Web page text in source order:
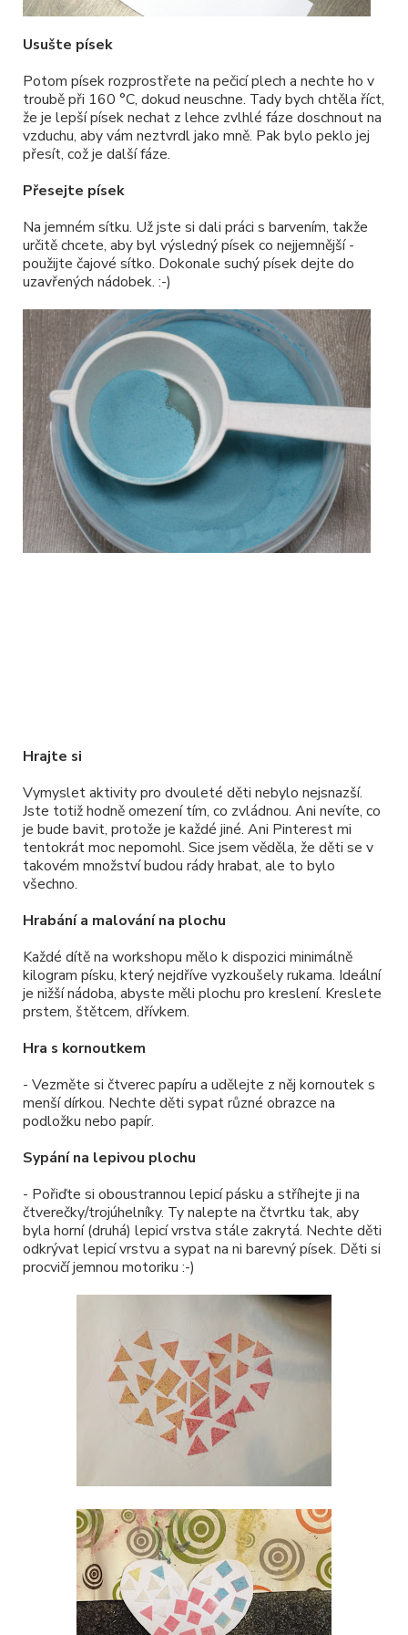
Usušte písek
Potom písek rozprostřete na pečicí plech a nechte ho v
troubě při 160 °C, dokud neuschne. Tady bych chtěla říct,
že je lepší písek nechat z lehce zvlhlé fáze doschnout na
vzduchu, aby vám neztvrdl jako mně. Pak bylo peklo jej
přesít, což je další fáze.
Přesejte písek
Na jemném sítku. Už jste si dali práci s barvením, takže
určitě chcete, aby byl výsledný písek co nejjemnější -
použijte čajové sítko. Dokonale suchý písek dejte do
uzavřených nádobek. :-)
Hrajte si
Vymyslet aktivity pro dvouleté děti nebylo nejsnazší.
Jste totiž hodně omezení tím, co zvládnou. Ani nevíte, co
je bude bavit, protože je každé jiné. Ani Pinterest mi
tentokrát moc nepomohl. Sice jsem věděla, že děti se v
takovém množství budou rády hrabat, ale to bylo
všechno.
Hrabání a malování na plochu
Každé dítě na workshopu mělo k dispozici minimálně
kilogram písku, který nejdříve vyzkoušely rukama. Ideální
je nižší nádoba, abyste měli plochu pro kreslení. Kreslete
prstem, štětcem, dřívkem.
Hra s kornoutkem
- Vezměte si čtverec papíru a udělejte z něj kornoutek s
menší dírkou. Nechte děti sypat různé obrazce na
podložku nebo papír.
Sypání na lepivou plochu
- Pořiďte si oboustrannou lepicí pásku a stříhejte ji na
čtverečky/trojúhelníky. Ty nalepte na čtvrtku tak, aby
byla horní (druhá) lepicí vrstva stále zakrytá. Nechte děti
odkrývat lepicí vrstvu a sypat na ni barevný písek. Děti si
procvičí jemnou motoriku :-)